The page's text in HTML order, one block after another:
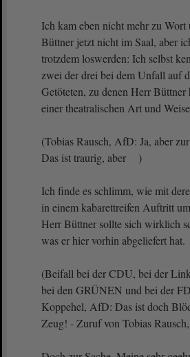
Ich kam eben nicht mehr zu
Büttner jetzt nicht im Saal, aber
trotzdem loswerden: Ich selbst
zwei der drei bei dem Unfall auf
Getöteten, zu denen Herr
einer theatralischen Art und
(Tobias Rausch, AfD: Ja, aber
Das ist traurig, aber )
Ich finde es schlimm, wie mit
in einem kabarettreifen Auftritt
Herr Büttner sollte sich wirklich
was er hier vorhin abgeliefert hat.
(Beifall bei der CDU, bei der
bei den GRÜNEN und bei der
Koppehel, AfD: Das ist doch
Zeug! - Zuruf von Tobias